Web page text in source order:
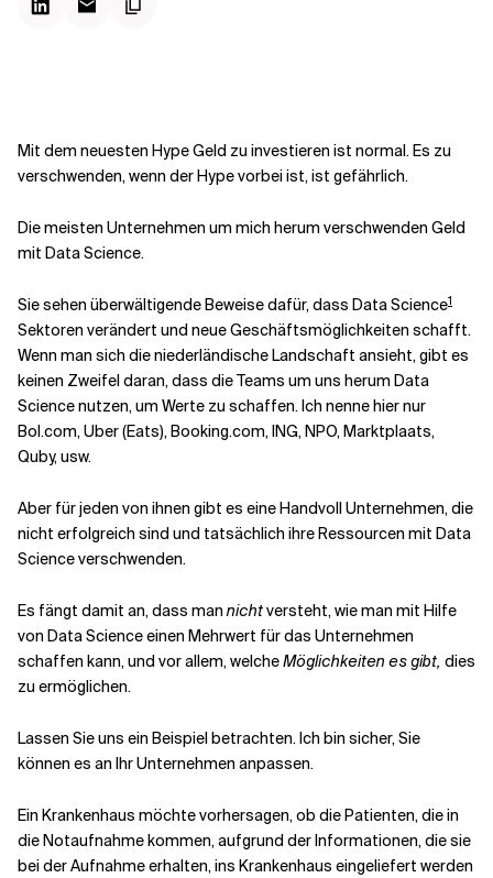
Verwandte Themen
Mit dem neuesten Hype Geld zu investieren ist normal. Es zu
verschwenden, wenn der Hype vorbei ist, ist gefährlich.
Die meisten Unternehmen um mich herum verschwenden Geld
mit Data Science.
Sie sehen überwältigende Beweise dafür, dass Data Science1
Sektoren verändert und neue Geschäftsmöglichkeiten schafft.
Wenn man sich die niederländische Landschaft ansieht, gibt es
keinen Zweifel daran, dass die Teams um uns herum Data
Science nutzen, um Werte zu schaffen. Ich nenne hier nur
Bol.com, Uber (Eats), Booking.com, ING, NPO, Marktplaats,
Quby, usw.
Aber für jeden von ihnen gibt es eine Handvoll Unternehmen, die
nicht erfolgreich sind und tatsächlich ihre Ressourcen mit Data
Science verschwenden.
Es fängt damit an, dass mannichtversteht, wie man mit Hilfe
von Data Science einen Mehrwert für das Unternehmen
schaffen kann, und vor allem, welcheMöglichkeiten es gibt, dies
zu ermöglichen.
Lassen Sie uns ein Beispiel betrachten. Ich bin sicher, Sie
können es an Ihr Unternehmen anpassen.
Ein Krankenhaus möchte vorhersagen, ob die Patienten, die in
die Notaufnahme kommen, aufgrund der Informationen, die sie
bei der Aufnahme erhalten, ins Krankenhaus eingeliefert werden